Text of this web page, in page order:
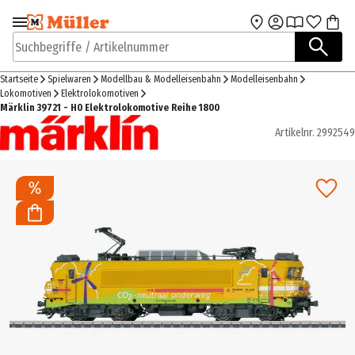
Zur Navigation
springen
Zum Hauptinhalt
Suchbegriffe / Artikelnummer
Startseite Spielwaren Modellbau & Modelleisenbahn
Modelleisenbahn
Lokomotiven
Elektrolokomotiven
Märklin 39721 - H0 Elektrolokomotive Reihe 1800
Artikelnr. 2992549